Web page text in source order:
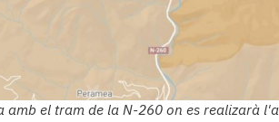
amb el tram de la N-260 on es realizarà